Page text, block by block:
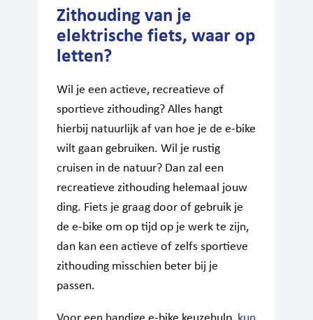
Zithouding van je
elektrische fiets, waar op
letten?
Wil je een actieve, recreatieve of
sportieve zithouding? Alles hangt
hierbij natuurlijk af van hoe je de e-bike
wilt gaan gebruiken. Wil je rustig
cruisen in de natuur? Dan zal een
recreatieve zithouding helemaal jouw
ding. Fiets je graag door of gebruik je
de e-bike om op tijd op je werk te zijn,
dan kan een actieve of zelfs sportieve
zithouding misschien beter bij je
passen.